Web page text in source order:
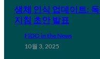
생체 인식 업데이트:
지침 초안 발표
FIDO in the News
10월 3, 2025